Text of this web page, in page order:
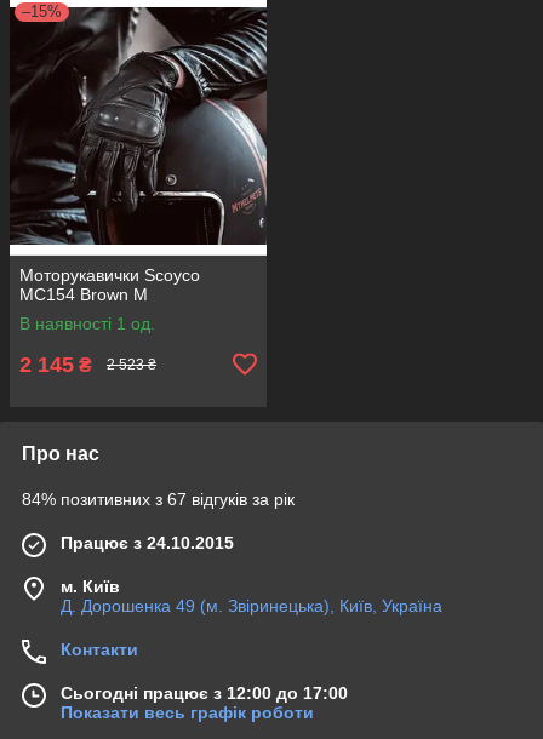
–15%
Моторукавички Scoyco
MC154 Brown M
В наявності 1 од.
2 145 ₴ 2 523 ₴
Про нас
84% позитивних з 67 відгуків за рік
Працює з 24.10.2015
м. Київ
Д. Дорошенка 49 (м. Звіринецька), Київ, Україна
Контакти
Сьогодні працює з 12:00 до 17:00
Показати весь графік роботи